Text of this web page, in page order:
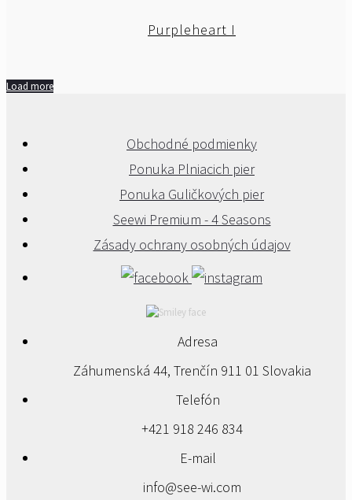
Purpleheart I
Load more
Obchodné podmienky
Ponuka Plniacich pier
Ponuka Guličkových pier
Seewi Premium - 4 Seasons
Zásady ochrany osobných údajov
Adresa
Záhumenská 44, Trenčín 911 01 Slovakia
Telefón
+421 918 246 834
E-mail
info@see-wi.com